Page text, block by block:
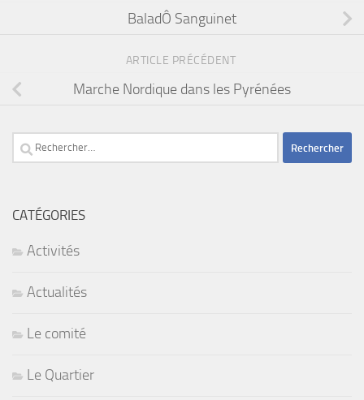
BaladÔ Sanguinet
ARTICLE PRÉCÉDENT
Marche Nordique dans les Pyrénées
Rechercher :
CATÉGORIES
Activités
Actualités
Le comité
Le Quartier